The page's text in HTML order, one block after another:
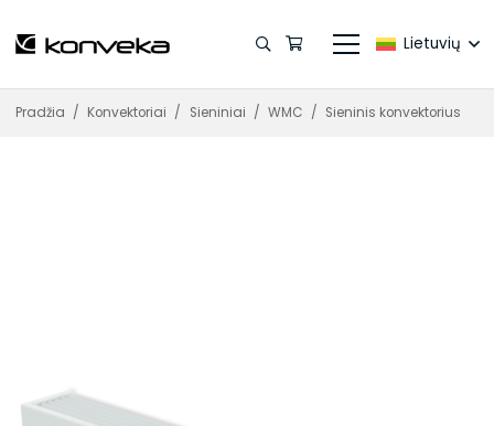
Lietuvių
Pradžia / Konvektoriai / Sieniniai / WMC / Sieninis konvektorius